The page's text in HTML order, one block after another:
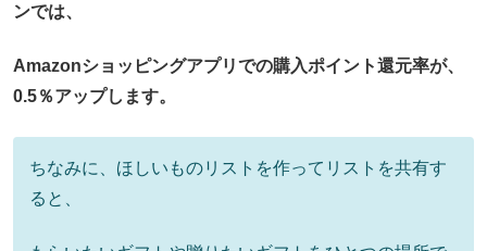
ンでは、
Amazonショッピングアプリでの購入ポイント還元率が、
0.5％アップします。
ちなみに、ほしいものリストを作ってリストを共有す
ると、